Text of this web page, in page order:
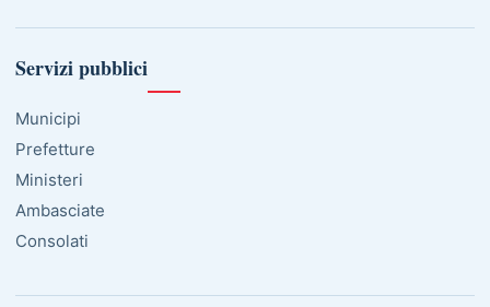
Servizi pubblici
Municipi
Prefetture
Ministeri
Ambasciate
Consolati